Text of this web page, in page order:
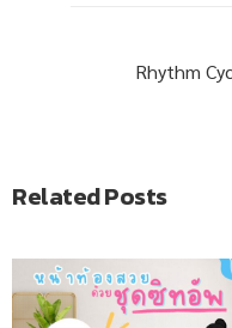
Related Posts